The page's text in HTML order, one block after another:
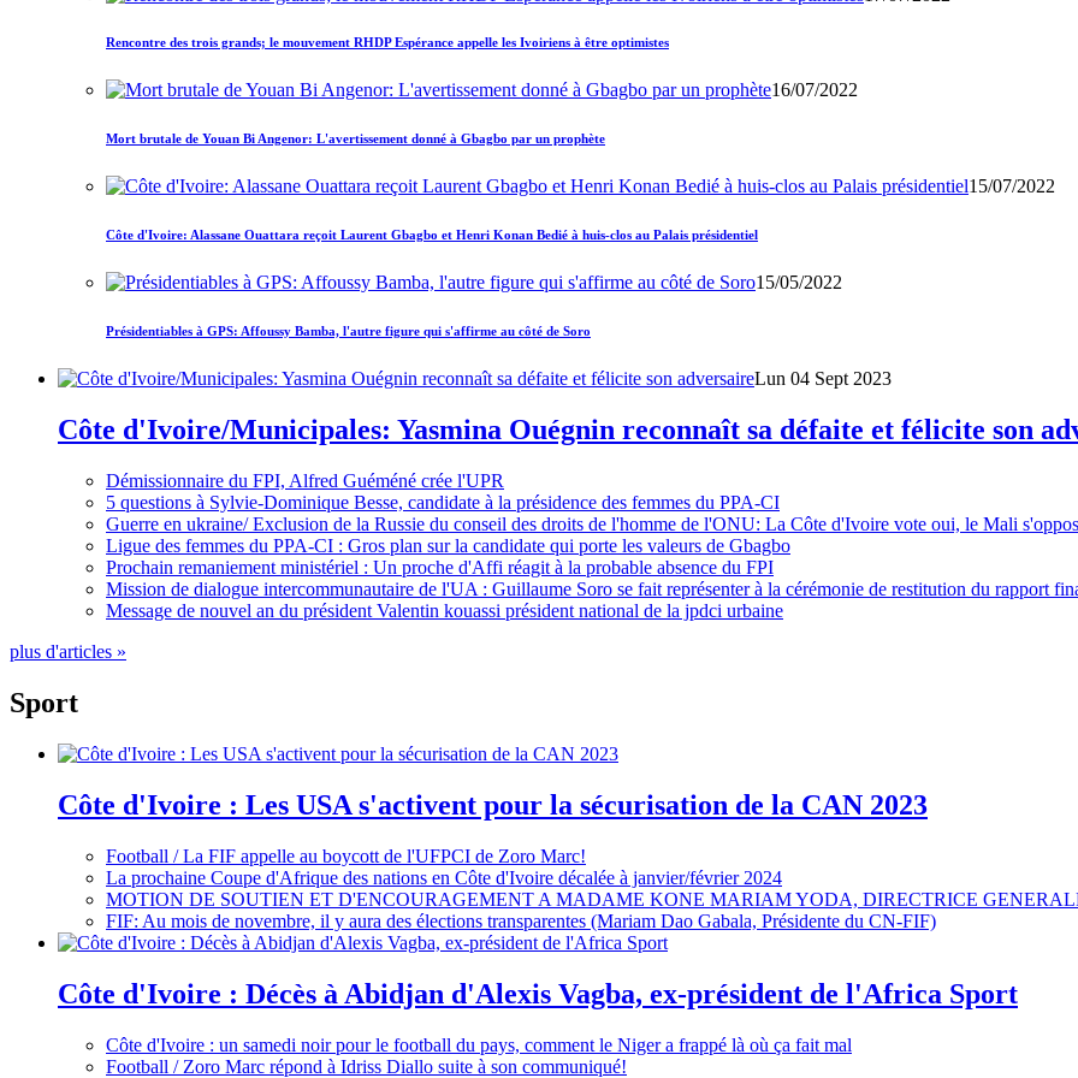
Rencontre des trois grands; le mouvement RHDP Espérance appelle les Ivoiriens à être optimistes
16/07/2022
Mort brutale de Youan Bi Angenor: L'avertissement donné à Gbagbo par un prophète
15/07/2022
Côte d'Ivoire: Alassane Ouattara reçoit Laurent Gbagbo et Henri Konan Bedié à huis-clos au Palais présidentiel
15/05/2022
Présidentiables à GPS: Affoussy Bamba, l'autre figure qui s'affirme au côté de Soro
Lun 04 Sept 2023
Côte d'Ivoire/Municipales: Yasmina Ouégnin reconnaît sa défaite et félicite son
Démissionnaire du FPI, Alfred Guéméné crée l'UPR
5 questions à Sylvie-Dominique Besse, candidate à la présidence des femmes du PPA-CI
Guerre en ukraine/ Exclusion de la Russie du conseil des droits de l'homme de l'ONU: La Côte d'Ivoire vote oui, le Mali
Ligue des femmes du PPA-CI : Gros plan sur la candidate qui porte les valeurs de Gbagbo
Prochain remaniement ministériel : Un proche d'Affi réagit à la probable absence du FPI
Mission de dialogue intercommunautaire de l'UA : Guillaume Soro se fait représenter à la cérémonie de restitution du rapport
Message de nouvel an du président Valentin kouassi président national de la jpdci urbaine
plus d'articles »
Sport
Côte d'Ivoire : Les USA s'activent pour la sécurisation de la CAN 2023
Football / La FIF appelle au boycott de l'UFPCI de Zoro Marc!
La prochaine Coupe d'Afrique des nations en Côte d'Ivoire décalée à janvier/février 2024
MOTION DE SOUTIEN ET D'ENCOURAGEMENT A MADAME KONE MARIAM YODA, DIRECTRICE
FIF: Au mois de novembre, il y aura des élections transparentes (Mariam Dao Gabala, Présidente du CN-FIF)
Côte d'Ivoire : Décès à Abidjan d'Alexis Vagba, ex-président de l'Africa Sport
Côte d'Ivoire : un samedi noir pour le football du pays, comment le Niger a frappé là où ça fait mal
Football / Zoro Marc répond à Idriss Diallo suite à son communiqué!